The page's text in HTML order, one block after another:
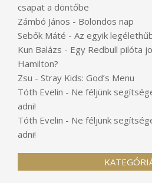
csapat a döntőbe
Zámbó János - Bolondos nap
Sebők Máté - Az egyik
Kun Balázs - Egy Redbull pilóta
Hamilton?
Zsu - Stray Kids: God’s Menu
Tóth Evelin - Ne féljünk
adni!
Tóth Evelin - Ne féljünk
adni!